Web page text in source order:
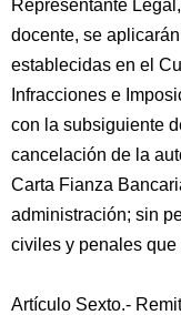
Representante
docente, se
establecidas en el
Infracciones e
con la subsiguiente
cancelación de la
Carta Fianza
administración; sin
civiles y penales
Artículo Sexto.-